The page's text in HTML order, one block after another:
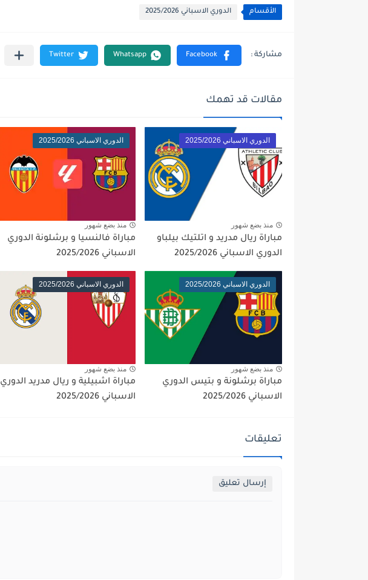
الأقسام الدوري الاسباني 2025/2026
مقالات قد تهمك
الدوري الاسباني 2025/2026
منذ بضع شهور
مباراة ريال مدريد و اتلتيك بيلباو
الدوري الاسباني 2025/2026
الدوري الاسباني 2025/2026
منذ بضع شهور
مباراة فالنسيا و برشلونة الدوري
الاسباني 2025/2026
الدوري الاسباني 2025/2026
منذ بضع شهور
مباراة برشلونة و بتيس الدوري
الاسباني 2025/2026
الدوري الاسباني 2025/2026
منذ بضع شهور
مباراة اشبيلية و ريال مدريد الدوري
الاسباني 2025/2026
تعليقات
إرسال تعليق